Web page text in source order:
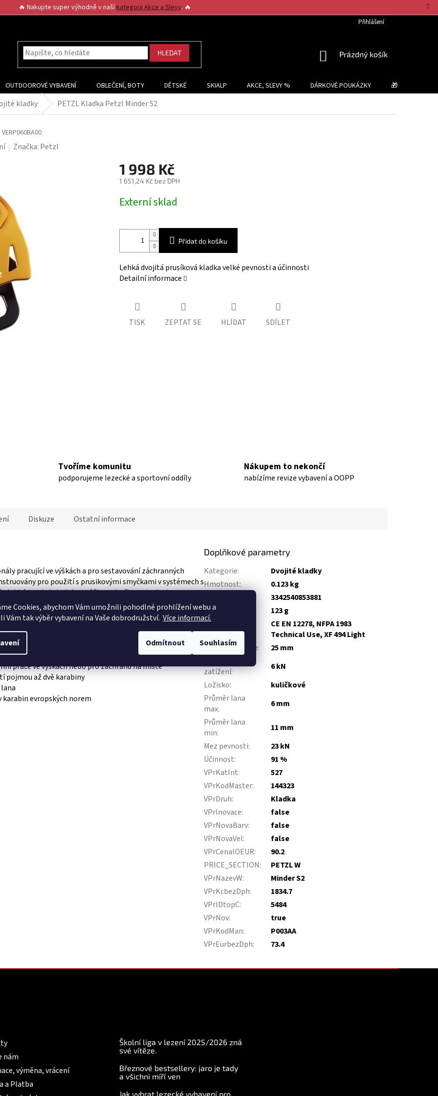
Cookies, abychom Vámumožnili pohodlné prohlížení webu a
Vám tak výběr vybavení na Vaše dobrodružství. Více informací.
Odmítnout Souhlasím
🔥 Nakupte super výhodně v našíkategorii Akce a Slevy. 🔥
Přihlášení
HLEDAT
NÁKUPNÍ
Prázdný košík
OUTDOOROVÉ VYBAVENÍ OBLEČENÍ, BOTY DĚTSKÉ SKIALP AKCE, SLEVY % DÁRKOVÉ POUKÁZKY 🎁 TIPY NA
kladky PETZL Kladka Petzl Minder S2
VERP060BA00
Značka: Petzl
1 998 Kč
1 651,24 Kč bez DPH
cena:
Externí sklad
Přidat do košíku
Lehká dvojitá prusíková kladka velké pevnosti a účinnosti
Detailní informace
TISK ZEPTAT SE HLÍDAT SDÍLET
Tvoříme komunitu
podporujeme lezecké a sportovní oddíly
Nákupem to nekončí
nabízíme revize vybavení a OOPP
Diskuze Ostatní informace
pracující ve výškách a pro sestavování záchranných
pro použití s prusikovými smyčkami v systémech s
lehká, poskytuje dobrou účinnost při manipulaci se
jednom směru.
s prusikovými smyčkami.
zátěžemi.zatížením.
kuličkových ložiskách a poskytují vysokou účinnost
práce ve výškách nebo pro záchranu na místě
pojmou až dvě karabiny
evropských norem
Doplňkové parametry
Kategorie:
Dvojité kladky
Hmotnost:
0.123 kg
3342540853881
Hmotnost
123 g
Certifikace:
CE EN 12278, NFPA 1983
Technical Use, XF 494 Light
Průměr kotouče:
25 mm
zatížení:
6 kN
Ložisko:
kuličkové
Průměr lana
max:
6 mm
Průměr lana
min:
11 mm
Mez pevnosti:
23 kN
Účinnost:
91 %
VPrKatInt:
527
VPrKodMaster:
144323
VPrDruh:
Kladka
VPrInovace:
false
VPrNovaBarv:
false
VPrNovaVel:
false
VPrCenaIOEUR:
90.2
PRICE_SECTION:
PETZL W
VPrNazevW:
Minder S2
VPrKcbezDph:
1834.7
VPrIDtopC:
5484
VPrNov:
true
VPrKodMan:
P003AA
VPrEurbezDph: 73.4
nám
výměna, vrácení
a Platba
Školní liga v lezení 2025/2026 zná
své vítěze.
Březnové bestsellery: jaro je tady
a všichni míří ven
Jak vybrat lezecké vybavení pro